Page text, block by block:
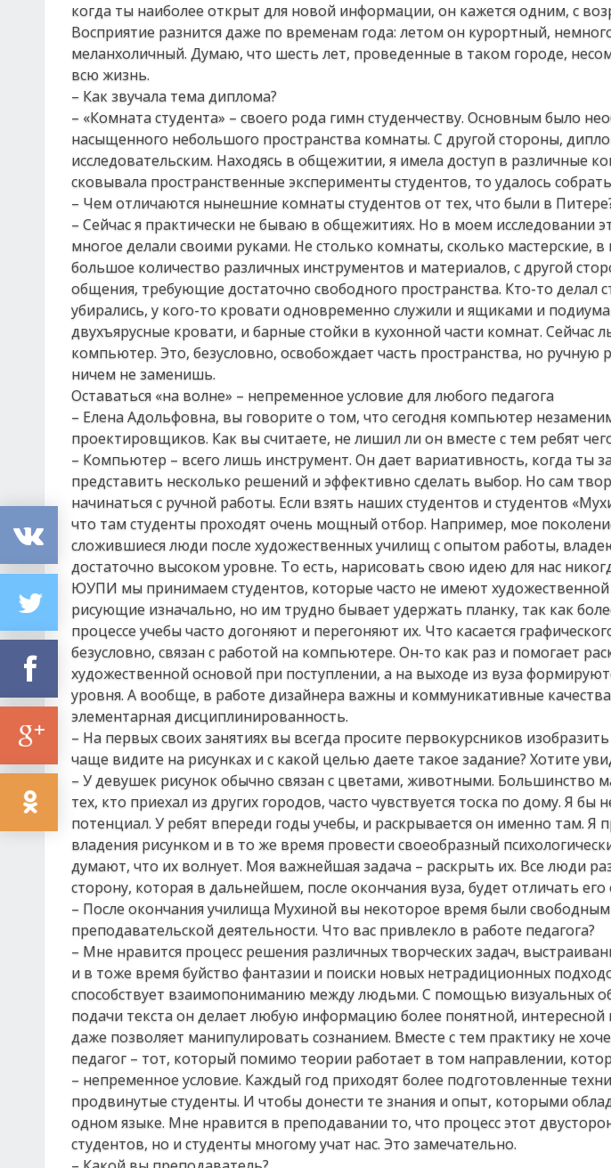
когда ты наиболее открыт для новой информации, он кажется одним, с
Восприятие разнится даже по временам года: летом он курортный,
меланхоличный. Думаю, что шесть лет, проведенные в таком городе,
всю жизнь.
– Как звучала тема диплома?
– «Комната студента» – своего рода гимн студенчеству. Основным было
насыщенного небольшого пространства комнаты. С другой стороны,
исследовательским. Находясь в общежитии, я имела доступ в различные
сковывала пространственные эксперименты студентов, то удалось
– Чем отличаются нынешние комнаты студентов от тех, что были в
– Сейчас я практически не бываю в общежитиях. Но в моем исследовании
многое делали своими руками. Не столько комнаты, сколько мастерские,
большое количество различных инструментов и материалов, с другой
общения, требующие достаточно свободного пространства. Кто-то делал
убирались, у кого-то кровати одновременно служили и ящиками и
двухъярусные кровати, и барные стойки в кухонной части комнат. Сейчас
компьютер. Это, безусловно, освобождает часть пространства, но ручную
ничем не заменишь.
Оставаться «на волне» – непременное условие для любого педагога
– Елена Адольфовна, вы говорите о том, что сегодня компьютер
проектировщиков. Как вы считаете, не лишил ли он вместе с тем ребят
– Компьютер – всего лишь инструмент. Он дает вариативность, когда ты
представить несколько решений и эффективно сделать выбор. Но сам
начинаться с ручной работы. Если взять наших студентов и студентов
что там студенты проходят очень мощный отбор. Например, мое
сложившиеся люди после художественных училищ с опытом работы,
достаточно высоком уровне. То есть, нарисовать свою идею для нас
ЮУПИ мы принимаем студентов, которые часто не имеют художественной
рисующие изначально, но им трудно бывает удержать планку, так как
процессе учебы часто догоняют и перегоняют их. Что касается
безусловно, связан с работой на компьютере. Он-то как раз и помогает
художественной основой при поступлении, а на выходе из вуза
уровня. А вообще, в работе дизайнера важны и коммуникативные
элементарная дисциплинированность.
– На первых своих занятиях вы всегда просите первокурсников
чаще видите на рисунках и с какой целью даете такое задание? Хотите
– У девушек рисунок обычно связан с цветами, животными. Большинство
тех, кто приехал из других городов, часто чувствуется тоска по дому. Я бы
потенциал. У ребят впереди годы учебы, и раскрывается он именно там. Я
владения рисунком и в то же время провести своеобразный
думают, что их волнует. Моя важнейшая задача – раскрыть их. Все люди
сторону, которая в дальнейшем, после окончания вуза, будет отличать его
– После окончания училища Мухиной вы некоторое время были
преподавательской деятельности. Что вас привлекло в работе педагога?
– Мне нравится процесс решения различных творческих задач,
и в тоже время буйство фантазии и поиски новых нетрадиционных
способствует взаимопониманию между людьми. С помощью визуальных
подачи текста он делает любую информацию более понятной,
даже позволяет манипулировать сознанием. Вместе с тем практику не
педагог – тот, который помимо теории работает в том направлении,
– непременное условие. Каждый год приходят более подготовленные
продвинутые студенты. И чтобы донести те знания и опыт, которыми
одном языке. Мне нравится в преподавании то, что процесс этот
студентов, но и студенты многому учат нас. Это замечательно.